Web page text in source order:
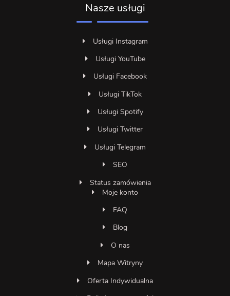
Nasze usługi
Usługi Instagram
Usługi YouTube
Usługi Facebook
Usługi TikTok
Usługi Spotify
Usługi Twitter
Usługi Telegram
SEO
Status zamówienia
Moje konto
FAQ
Blog
O nas
Mapa Witryny
Oferta Indywidualna